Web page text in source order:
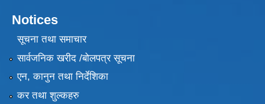
Notices
सूचना तथा समाचार
सार्वजनिक खरीद /बोलपत्र सूचना
एन, कानुन तथा निर्देशिका
कर तथा शुल्कहरु